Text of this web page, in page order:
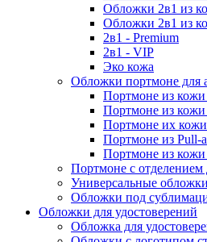
Обложки 2в1 из
Обложки 2в1 из
2в1 - Premium
2в1 - VIP
Эко кожа
Обложки портмоне для
Портмоне из кожи
Портмоне из
Портмоне их
Портмоне из Pull-
Портмоне из
Портмоне с отделением
Универсальные обложки
Обложки под
Обложки для удостоверений
Обложка для